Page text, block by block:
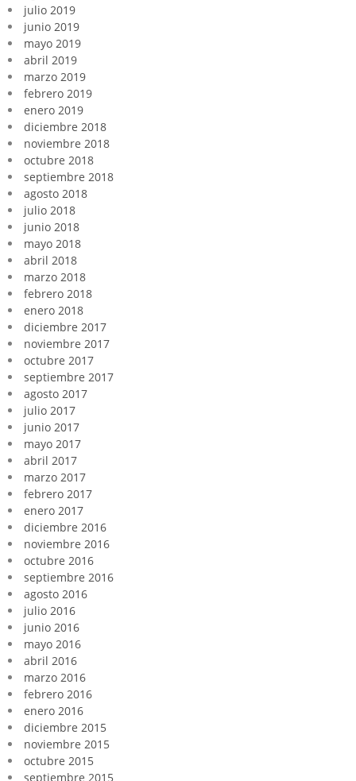
julio 2019
junio 2019
mayo 2019
abril 2019
marzo 2019
febrero 2019
enero 2019
diciembre 2018
noviembre 2018
octubre 2018
septiembre 2018
agosto 2018
julio 2018
junio 2018
mayo 2018
abril 2018
marzo 2018
febrero 2018
enero 2018
diciembre 2017
noviembre 2017
octubre 2017
septiembre 2017
agosto 2017
julio 2017
junio 2017
mayo 2017
abril 2017
marzo 2017
febrero 2017
enero 2017
diciembre 2016
noviembre 2016
octubre 2016
septiembre 2016
agosto 2016
julio 2016
junio 2016
mayo 2016
abril 2016
marzo 2016
febrero 2016
enero 2016
diciembre 2015
noviembre 2015
octubre 2015
septiembre 2015